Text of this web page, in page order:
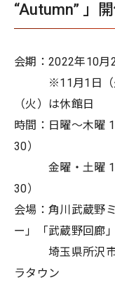
“Autumn” 」
会期：2022年10⽉
※11⽉1⽇（⽕
（⽕）は休館⽇
時間：⽇曜〜⽊曜
30）
⾦曜・⼟曜 10
30）
会場：⾓川武蔵野
ー」「武蔵野回廊」
埼⽟県所沢市東
ラタウン